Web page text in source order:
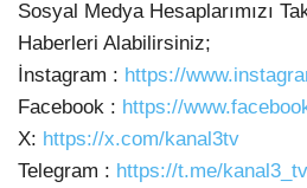
Sosyal Medya Hesaplarımızı
Haberleri Alabilirsiniz;
İnstagram : https://
Facebook : https://
X: https://x.com/kanal3tv
Telegram : https://t.me/kanal3_tv